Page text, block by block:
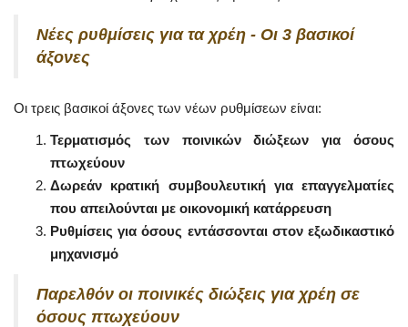
Νέες ρυθμίσεις για τα χρέη - Οι 3 βασικοί
άξονες
Οι τρεις βασικοί άξονες των νέων ρυθμίσεων είναι:
Τερματισμός των ποινικών διώξεων για όσους
πτωχεύουν
Δωρεάν κρατική συμβουλευτική για επαγγελματίες
που απειλούνται με οικονομική κατάρρευση
Ρυθμίσεις για όσους εντάσσονται στον εξωδικαστικό
μηχανισμό
Παρελθόν οι ποινικές διώξεις για χρέη σε
όσους πτωχεύουν